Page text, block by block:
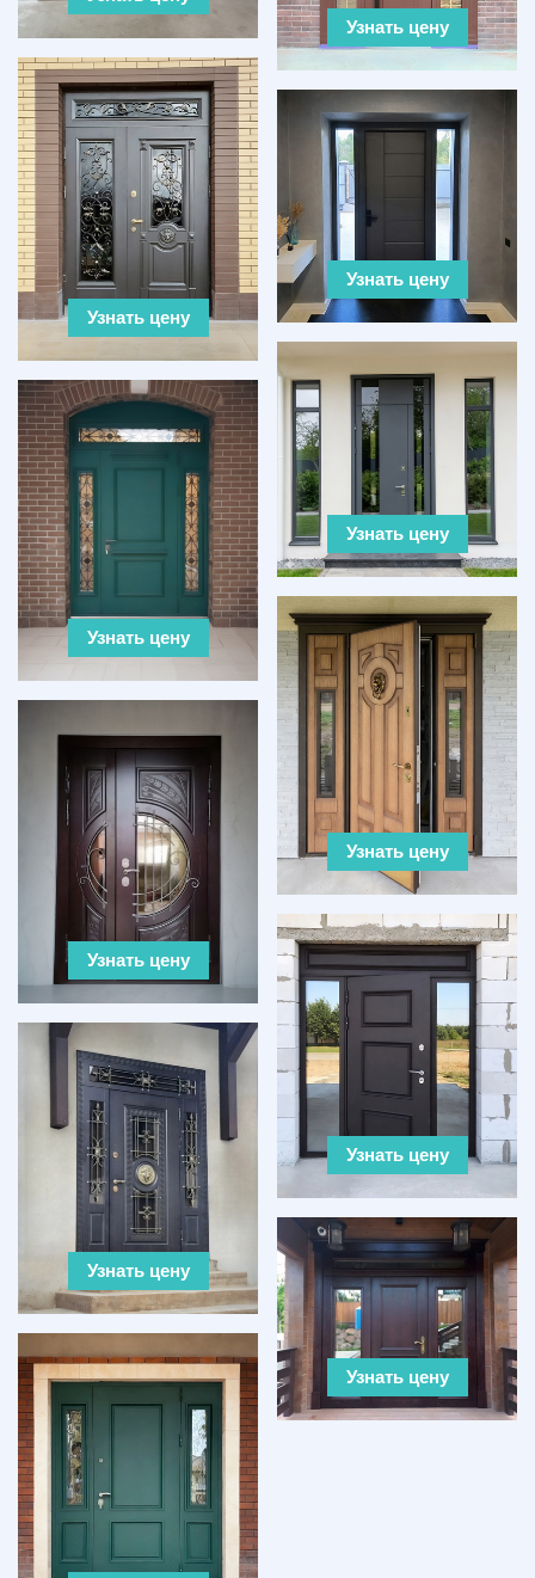
Узнать цену
Узнать цену
Узнать цену
Узнать цену
Узнать цену
Узнать цену
Узнать цену
Узнать цену
Узнать цену
Узнать цену